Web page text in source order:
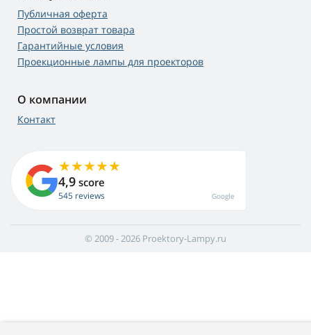
Публичная оферта
Простой возврат товара
Гарантийные условия
Проекционные лампы для проекторов
О компании
Контакт
4,9 score
545 reviews Google
© 2009 - 2026 Proektory-Lampy.ru